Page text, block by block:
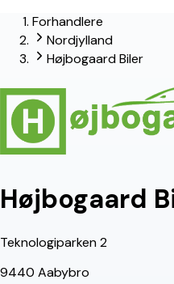
lead-forhandler
Forhandlere
Nordjylland
Højbogaard Biler
Højbogaard
Teknologiparken 2
9440 Aabybro